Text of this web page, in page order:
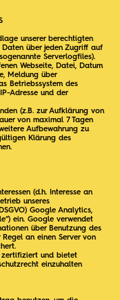
unserer berechtigten
Daten über jeden Zugriff auf
Serverlogfiles).
Webseite, Datei, Datum
Meldung über
Betriebssystem des
Adresse und der
(z.B. zur Aufklärung von
von maximal 7 Tagen
Aufbewahrung zu
Klärung des
(d.h. Interesse an
unseres
Google Analytics,
ein. Google verwendet
über Benutzung des
an einen Server von
zertifiziert und bietet
einzuhalten